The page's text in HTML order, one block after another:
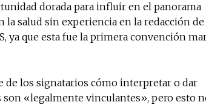
No te pierdas de
noticias
Suscríbete a nuestro
noticias del vapeo y la
electrónico.
dorada para influir en el panorama
salud sin experiencia en la redacción de
ya que esta fue la primera convención
de los signatarios cómo interpretar o dar
«legalmente vinculantes», pero esto